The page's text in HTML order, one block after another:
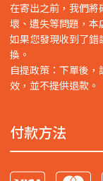
在寄出之前，我們
壞、遺失等問題，本
如果您發現收到了錯
換。
自提政策：下單後
效，並不提供退款。
付款方法